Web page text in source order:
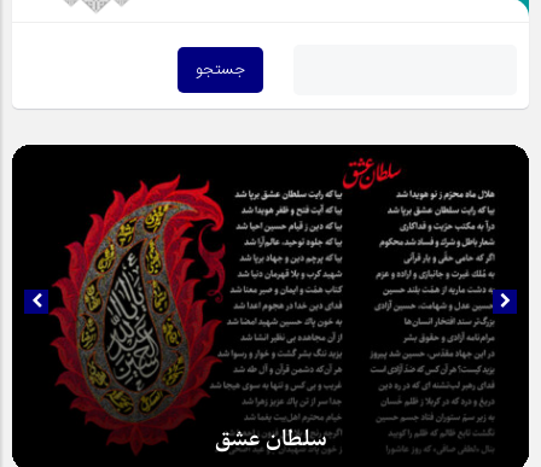
سلطان عشق